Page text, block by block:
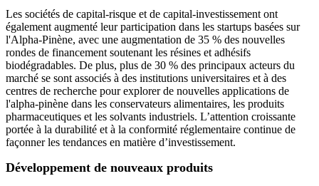
Les sociétés de capital-risque et de capital-investissement ont
également augmenté leur participation dans les startups basées sur
l'Alpha-Pinène, avec une augmentation de 35 % des nouvelles
rondes de financement soutenant les résines et adhésifs
biodégradables. De plus, plus de 30 % des principaux acteurs du
marché se sont associés à des institutions universitaires et à des
centres de recherche pour explorer de nouvelles applications de
l'alpha-pinène dans les conservateurs alimentaires, les produits
pharmaceutiques et les solvants industriels. L’attention croissante
portée à la durabilité et à la conformité réglementaire continue de
façonner les tendances en matière d’investissement.
Développement de nouveaux produits